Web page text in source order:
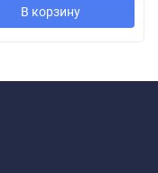
В корзину